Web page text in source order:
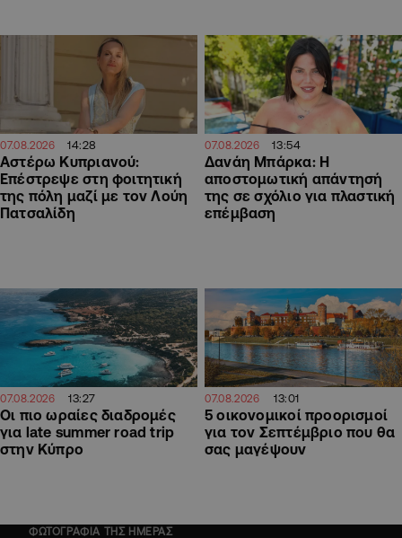
07.08.2026 14:28
Αστέρω Κυπριανού:
Επέστρεψε στη φοιτητική
της πόλη μαζί με τον Λούη
Πατσαλίδη
07.08.2026 13:54
Δανάη Μπάρκα: Η
αποστομωτική απάντησή
της σε σχόλιο για πλαστική
επέμβαση
07.08.2026 13:27
Οι πιο ωραίες διαδρομές
για late summer road trip
στην Κύπρο
07.08.2026 13:01
5 οικονομικοί προορισμοί
για τον Σεπτέμβριο που θα
σας μαγέψουν
ΦΩΤΟΓΡΑΦΙΑ ΤΗΣ ΗΜΕΡΑΣ